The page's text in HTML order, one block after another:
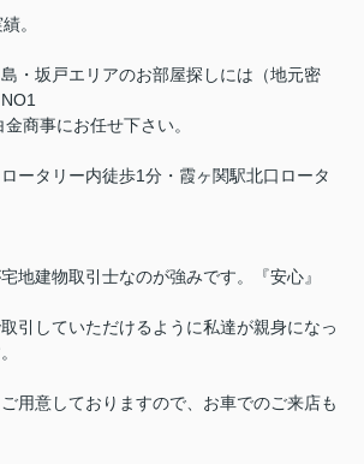
。
・坂戸エリアのお部屋探しには（地元密
商事にお任せ下さい。
ータリー内徒歩1分・霞ヶ関駅北口ロータ
地建物取引士なのが強みです。『安心』
引していただけるように私達が親身になっ
用意しておりますので、お車でのご来店も